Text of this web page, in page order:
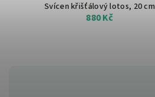
Svícen křišťálový lotos, 20 cm
880 Kč